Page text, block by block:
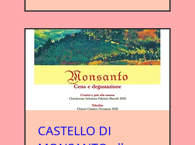
CASTELLO DI